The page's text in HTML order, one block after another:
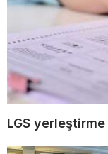
LGS yerleştirme